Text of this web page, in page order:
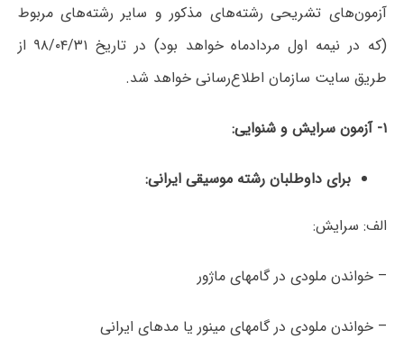
آزمون‌های تشریحی رشته‌های مذکور و سایر رشته‌های مربوط
(که در نیمه اول مردادماه خواهد بود) در تاریخ ۹۸/۰۴/۳۱ از
طریق سایت سازمان اطلاع‌رسانی خواهد شد.
۱- آزمون سرایش و شنوایی:
برای داوطلبان رشته موسیقی ایرانی:
الف: سرایش:
– خواندن ملودی در گام‎های ماژور
– خواندن ملودی در گام‎های مینور یا مدهای ایرانی